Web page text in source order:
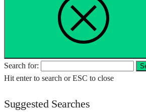
Search for:
Hit enter to search or ESC to close
Suggested Searches